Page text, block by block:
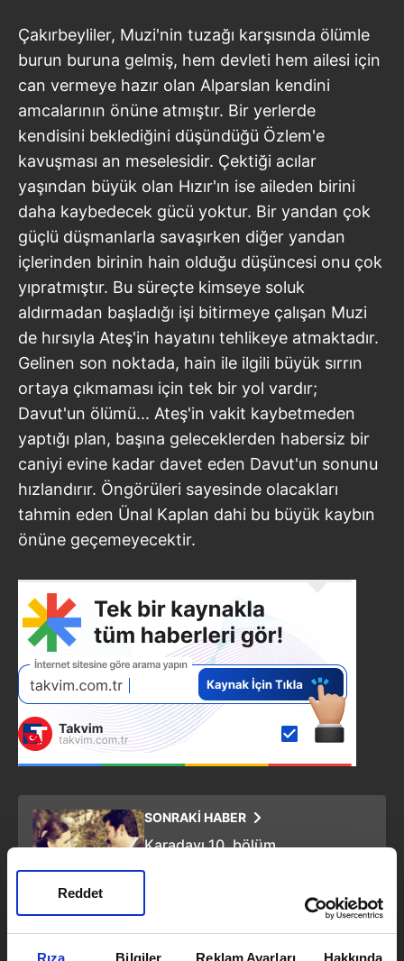
Rıza Bilgiler Reklam Ayarları Hakkında
Reddet
Çakırbeyliler, Muzi'nin tuzağı karşısında ölümle
burun buruna gelmiş, hem devleti hem ailesi için
can vermeye hazır olan Alparslan kendini
amcalarının önüne atmıştır. Bir yerlerde
kendisini beklediğini düşündüğü Özlem'e
kavuşması an meselesidir. Çektiği acılar
yaşından büyük olan Hızır'ın ise aileden birini
daha kaybedecek gücü yoktur. Bir yandan çok
güçlü düşmanlarla savaşırken diğer yandan
içlerinden birinin hain olduğu düşüncesi onu çok
yıpratmıştır. Bu süreçte kimseye soluk
aldırmadan başladığı işi bitirmeye çalışan Muzi
de hırsıyla Ateş'in hayatını tehlikeye atmaktadır.
Gelinen son noktada, hain ile ilgili büyük sırrın
ortaya çıkmaması için tek bir yol vardır;
Davut'un ölümü... Ateş'in vakit kaybetmeden
yaptığı plan, başına geleceklerden habersiz bir
caniyi evine kadar davet eden Davut'un sonunu
hızlandırır. Öngörüleri sayesinde olacakları
tahmin eden Ünal Kaplan dahi bu büyük kaybın
önüne geçemeyecektir.
SONRAKİ HABER
Karadayı 10. bölüm
Karadayı 59. Bölüm Fragmanı